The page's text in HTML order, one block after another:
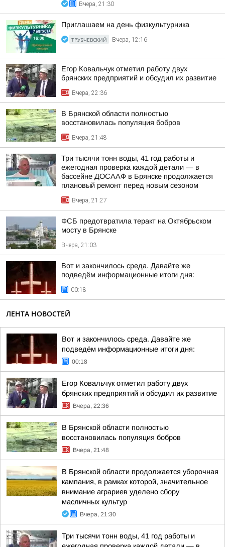
Вчера, 21:30
Приглашаем на день физкультурника
ТРУБЧЕВСКИЙ Вчера, 12:16
Егор Ковальчук отметил работу двух
брянских предприятий и обсудил их развитие
Вчера, 22:36
В Брянской области полностью
восстановилась популяция бобров
Вчера, 21:48
Три тысячи тонн воды, 41 год работы и
ежегодная проверка каждой детали — в
бассейне ДОСААФ в Брянске продолжается
плановый ремонт перед новым сезоном
Вчера, 21:27
ФСБ предотвратила теракт на Октябрьском
мосту в Брянске
Вчера, 21:03
Вот и закончилось среда. Давайте же
подведём информационные итоги дня:
00:18
ЛЕНТА НОВОСТЕЙ
Вот и закончилось среда. Давайте же
подведём информационные итоги дня:
00:18
Егор Ковальчук отметил работу двух
брянских предприятий и обсудил их развитие
Вчера, 22:36
В Брянской области полностью
восстановилась популяция бобров
Вчера, 21:48
В Брянской области продолжается уборочная
кампания, в рамках которой, значительное
внимание аграриев уделено сбору
масличных культур
Вчера, 21:30
Три тысячи тонн воды, 41 год работы и